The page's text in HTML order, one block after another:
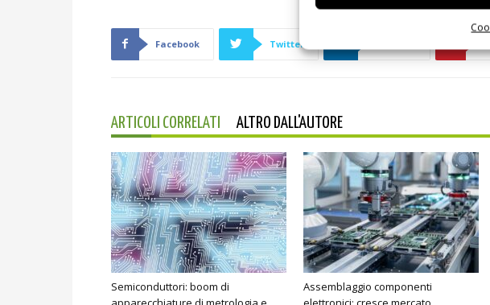
Facebook Twitter
ARTICOLI CORRELATI ALTRO DALL'AUTORE
Semiconduttori: boom di
Assemblaggio componenti